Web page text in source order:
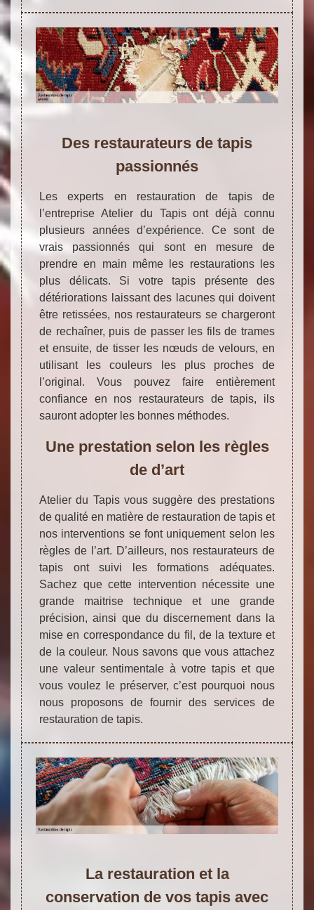
Des restaurateurs de tapis
passionnés
Les experts en restauration de tapis de
l’entreprise Atelier du Tapis ont déjà connu
plusieurs années d’expérience. Ce sont de
vrais passionnés qui sont en mesure de
prendre en main même les restaurations les
plus délicats. Si votre tapis présente des
détériorations laissant des lacunes qui doivent
être retissées, nos restaurateurs se chargeront
de rechaîner, puis de passer les fils de trames
et ensuite, de tisser les nœuds de velours, en
utilisant les couleurs les plus proches de
l’original. Vous pouvez faire entièrement
confiance en nos restaurateurs de tapis, ils
sauront adopter les bonnes méthodes.
Une prestation selon les règles
de d’art
Atelier du Tapis vous suggère des prestations
de qualité en matière de restauration de tapis et
nos interventions se font uniquement selon les
règles de l’art. D’ailleurs, nos restaurateurs de
tapis ont suivi les formations adéquates.
Sachez que cette intervention nécessite une
grande maitrise technique et une grande
précision, ainsi que du discernement dans la
mise en correspondance du fil, de la texture et
de la couleur. Nous savons que vous attachez
une valeur sentimentale à votre tapis et que
vous voulez le préserver, c’est pourquoi nous
nous proposons de fournir des services de
restauration de tapis.
La restauration et la
conservation de vos tapis avec